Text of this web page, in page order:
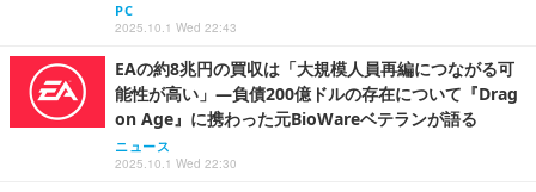
PC
2025.10.1 Wed 22:43
EAの約8兆円の買収は「大規模人員再編につながる可
能性が高い」―負債200億ドルの存在について『Drag
on Age』に携わった元BioWareベテランが語る
ニュース
2025.10.1 Wed 22:30